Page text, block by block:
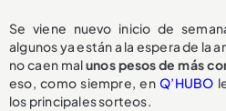
Se viene nuevo inicio de
algunos ya están a la espera de la
no caen malunos pesos de más
eso, como siempre, enQ’HUBO
los principales sorteos.